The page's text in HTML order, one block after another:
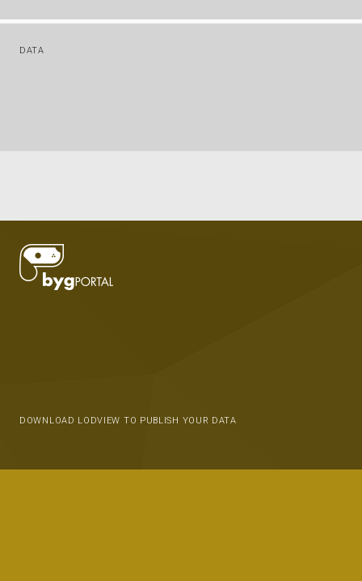
DATA
DOWNLOAD LODVIEW TO PUBLISH YOUR DATA